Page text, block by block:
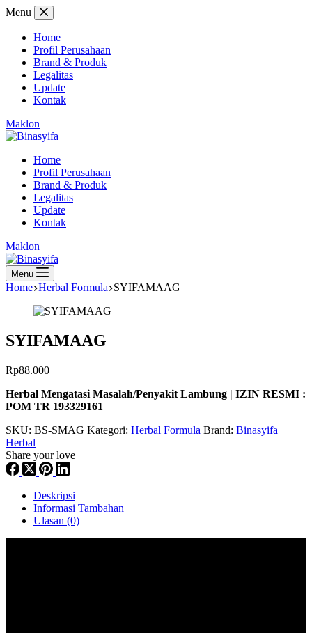
Skip
content
Menu
Home
Profil Perusahaan
Brand & Produk
Legalitas
Update
Kontak
Maklon
Home
Profil Perusahaan
Brand & Produk
Legalitas
Update
Kontak
Maklon
Menu
Home Herbal Formula SYIFAMAAG
SYIFAMAAG
Rp88.000
Herbal Mengatasi Masalah/Penyakit Lambung | IZIN RESMI :
POM TR 193329161
SKU: BS-SMAG Kategori: Herbal Formula Brand: Binasyifa
Herbal
Share your love
Deskripsi
Informasi Tambahan
Ulasan (0)